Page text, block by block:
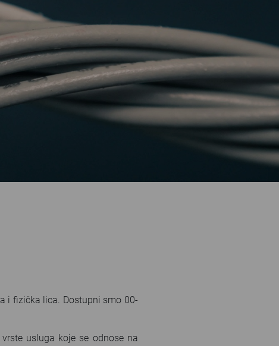
i fizička lica. Dostupni smo 00-
usluga koje se odnose na